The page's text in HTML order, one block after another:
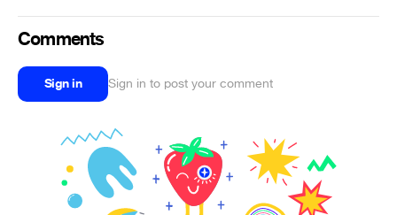
Comments
Sign in Sign in to post your comment